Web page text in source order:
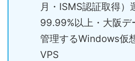
月・ISMS認証取得）
99.99%以上・大阪デ
管理するWindows仮
VPS